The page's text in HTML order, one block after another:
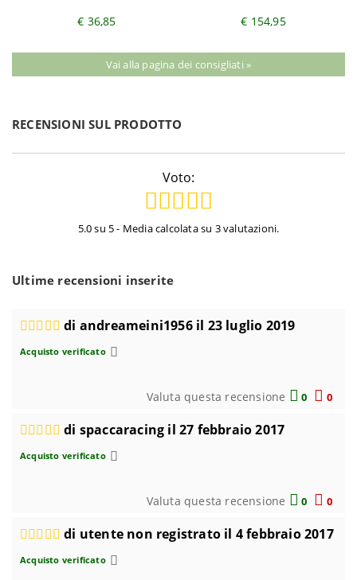
€ 36,85 € 154,95
Vai alla pagina dei consigliati »
RECENSIONI SUL PRODOTTO
Voto:
5.0 su 5 - Media calcolata su 3 valutazioni.
Ultime recensioni inserite
di andreameini1956 il 23 luglio 2019
Acquisto verificato
Valuta questa recensione 0 0
di spaccaracing il 27 febbraio 2017
Acquisto verificato
Valuta questa recensione 0 0
di utente non registrato il 4 febbraio 2017
Acquisto verificato